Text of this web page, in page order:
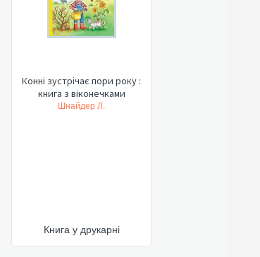
Конні зустрічає пори року :
книга з віконечками
Шнайдер Л.
Книга у друкарні